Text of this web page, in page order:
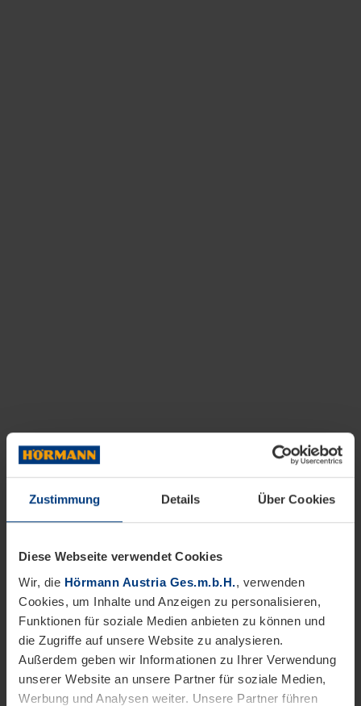
Zustimmung Details Über Cookies
Diese Webseite verwendet Cookies
Wir, die Hörmann Austria Ges.m.b.H., verwenden
Cookies, um Inhalte und Anzeigen zu personalisieren,
Funktionen für soziale Medien anbieten zu können und
die Zugriffe auf unsere Website zu analysieren.
Außerdem geben wir Informationen zu Ihrer Verwendung
unserer Website an unsere Partner für soziale Medien,
Werbung und Analysen weiter. Unsere Partner führen